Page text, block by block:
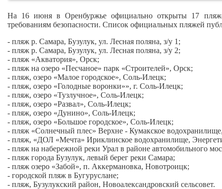
На 16 июня в Оренбуржье официально открыты 17
требованиям безопасности. Список официальных пляжей
- пляж р. Самара, Бузулук, ул. Лесная поляна, з/у 1;
- пляж р. Самара, Бузулук, ул. Лесная поляна, з/у 2;
- пляж «Акватория», Орск;
- пляж на озеро «Песчаное» парк «Строителей», Орск;
- пляж, озеро «Малое городское», Соль-Илецк;
- пляж, озеро «Голодные воронки»», г. Соль-Илецк;
- пляж, озеро «Тузлучное», Соль-Илецк;
- пляж, озеро «Развал», Соль-Илецк;
- пляж, озеро «Дунино», Соль-Илецк;
- пляж, озеро «Большое городское», Соль-Илецк;
- пляж «Солнечный плес» Верхне - Кумакское
- пляж, «ДОЛ «Мечта» Ириклинское водохранилище,
- пляж на набережной реки Урал в районе автомобильного
- пляж города Бузулук, левый берег реки Самара;
- пляж озеро «Забой», п. Аккермановка, Новотроицк;
- городской пляж в Бугуруслане;
- пляж, Бузулукский район, Новоалександровский сельсовет.